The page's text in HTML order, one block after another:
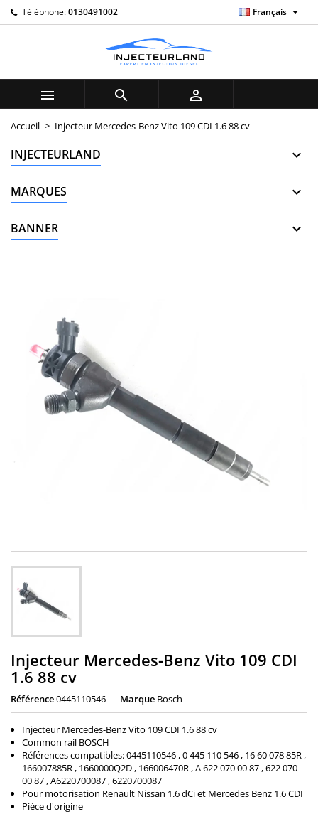
Téléphone:0130491002 Français 
  
Accueil Injecteur Mercedes-Benz Vito 109 CDI 1.6 88 cv
INJECTEURLAND
MARQUES
BANNER
Injecteur Mercedes-Benz Vito 109 CDI
1.6 88 cv
Référence0445110546 Marque Bosch
Injecteur Mercedes-Benz Vito 109 CDI 1.6 88 cv
Common rail BOSCH
Références compatibles: 0445110546 , 0 445 110 546 , 16 60 078 85R ,
166007885R , 1660000Q2D , 166006470R , A 622 070 00 87 , 622 070
00 87 , A6220700087 , 6220700087
Pour motorisation Renault Nissan 1.6 dCi et Mercedes Benz 1.6 CDI
Pièce d'origine
My wishlists ×
add_circle_outline
((title)) ×
Connexion ×
Vous devez être connecté pour ajouter des produits à
votre liste d'envies.
((cancelText)) ((loginText))